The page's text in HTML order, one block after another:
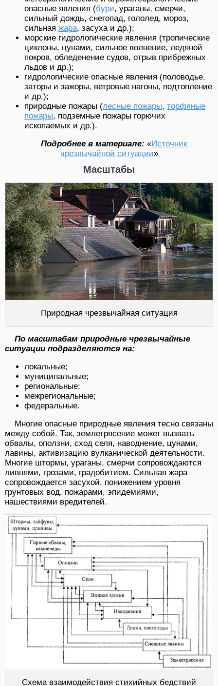
опасные явления (бури, ураганы, смерчи,
сильный дождь, снегопад, гололед, мороз,
сильная жара, засуха и др.);
морские гидрологические явления (тропические
циклоны, цунами, сильное волнение, ледяной
покров, обледенение судов, отрыв прибрежных
льдов и др.);
гидрологические опасные явления (половодье,
заторы и зажоры, ветровые нагоны, подтопление
и др.);
природные пожары (лесные пожары, торфяные
пожары, подземные пожары горючих
ископаемых и др.).
Подробнее в материале: «Источник
чрезвычайной ситуации»
Масштабы
Природная чрезвычайная ситуация
По масштабам природные чрезвычайные
ситуации подразделяются на:
локальные;
муниципальные;
региональные;
межрегиональные;
федеральные.
Многие опасные природные явления тесно связаны
между собой. Так, землетрясение может вызвать
обвалы, оползни, сход селя, наводнение, цунами,
лавины, активизацию вулканической деятельности.
Многие штормы, ураганы, смерчи сопровождаются
ливнями, грозами, градобитием. Сильная жара
сопровождается засухой, понижением уровня
грунтовых вод, пожарами, эпидемиями,
нашествиями вредителей.
Схема взаимодействия стихийных бедствий